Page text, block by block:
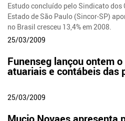
Estudo concluído pelo Sindicato dos
Estado de São Paulo (Sincor-SP)
no Brasil cresceu 13,4% em 2008.
25/03/2009
Funenseg lançou ontem
atuariais e contábeis das
25/03/2009